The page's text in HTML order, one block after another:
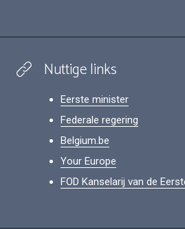
Nuttige links
Eerste minister
Federale regering
Belgium.be
Your Europe
FOD Kanselarij van de